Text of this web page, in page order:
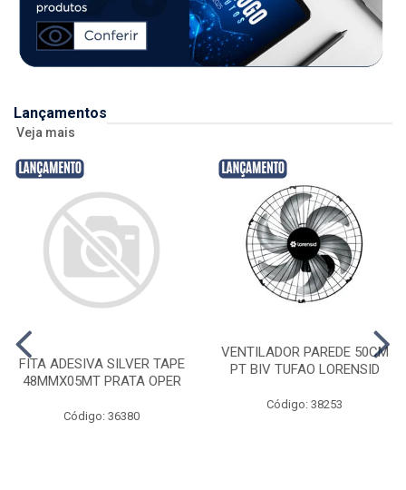
Lançamentos
Veja mais
FITA ADESIVA SILVER TAPE
48MMX05MT PRATA OPER
Código: 36380
VENTILADOR PAREDE 50CM
PT BIV TUFAO LORENSID
Código: 38253